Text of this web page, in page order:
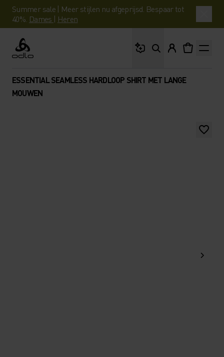
Summer sale | Meer stijlen nu afgeprijsd. Bespaar tot
40%. Dames | Heren
Odlo
ESSENTIAL SEAMLESS HARDLOOP SHIRT MET LANGE
MOUWEN